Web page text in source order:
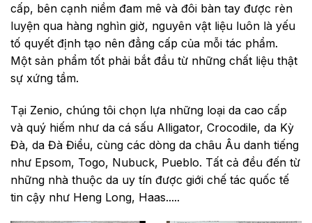
cấp, bên cạnh niềm đam mê và đôi bàn tay được rèn
luyện qua hàng nghìn giờ, nguyên vật liệu luôn là yếu
tố quyết định tạo nên đẳng cấp của mỗi tác phẩm.
Một sản phẩm tốt phải bắt đầu từ những chất liệu thật
sự xứng tầm.
Tại Zenio, chúng tôi chọn lựa những loại da cao cấp
và quý hiếm như da cá sấu Alligator, Crocodile, da Kỳ
Đà, da Đà Điểu, cùng các dòng da châu Âu danh tiếng
như Epsom, Togo, Nubuck, Pueblo. Tất cả đều đến từ
những nhà thuộc da uy tín được giới chế tác quốc tế
tin cậy như Heng Long, Haas.....